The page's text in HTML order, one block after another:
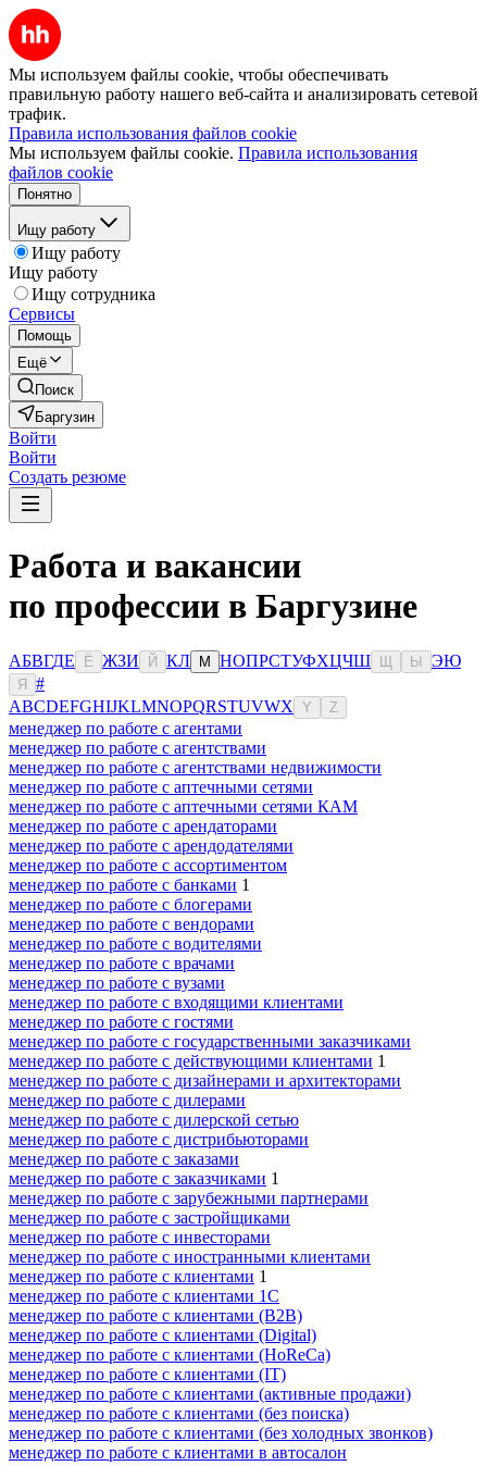
Мы используем файлы cookie, чтобы обеспечивать
правильную работу нашего веб-сайта и анализировать сетевой
трафик.
Правила использования файлов cookie
Мы используем файлы cookie. Правила использования
файлов cookie
Понятно
Ищу работу
Ищу работу
Ищу работу
Ищу сотрудника
Сервисы
Помощь
Ещё
Поиск
Баргузин
Войти
Войти
Создать резюме
Работа и вакансии
по профессии в Баргузине
АБВГДЕ Ё ЖЗИ Й КЛ М НОПРСТУФХЦЧШ Ы ЭЮ
Я
#
ABCDEFGHIJKLMNOPQRSTUVWX Y Z
менеджер по работе с агентами
менеджер по работе с агентствами
менеджер по работе с агентствами недвижимости
менеджер по работе с аптечными сетями
менеджер по работе с аптечными сетями КАМ
менеджер по работе с арендаторами
менеджер по работе с арендодателями
менеджер по работе с ассортиментом
менеджер по работе с банками 1
менеджер по работе с блогерами
менеджер по работе с вендорами
менеджер по работе с водителями
менеджер по работе с врачами
менеджер по работе с вузами
менеджер по работе с входящими клиентами
менеджер по работе с гостями
менеджер по работе с государственными заказчиками
менеджер по работе с действующими клиентами 1
менеджер по работе с дизайнерами и архитекторами
менеджер по работе с дилерами
менеджер по работе с дилерской сетью
менеджер по работе с дистрибьюторами
менеджер по работе с заказами
менеджер по работе с заказчиками 1
менеджер по работе с зарубежными партнерами
менеджер по работе с застройщиками
менеджер по работе с инвесторами
менеджер по работе с иностранными клиентами
менеджер по работе с клиентами 1
менеджер по работе с клиентами 1С
менеджер по работе с клиентами (B2B)
менеджер по работе с клиентами (Digital)
менеджер по работе с клиентами (HoReCa)
менеджер по работе с клиентами (IT)
менеджер по работе с клиентами (активные продажи)
менеджер по работе с клиентами (без поиска)
менеджер по работе с клиентами (без холодных звонков)
менеджер по работе с клиентами в автосалон